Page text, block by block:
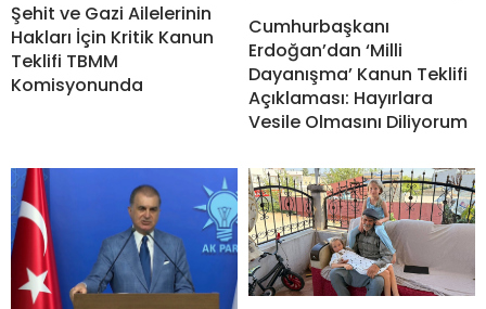
Şehit ve Gazi Ailelerinin
Hakları İçin Kritik Kanun
Teklifi TBMM
Komisyonunda
Cumhurbaşkanı
Erdoğan’dan ‘Milli
Dayanışma’ Kanun Teklifi
Açıklaması: Hayırlara
Vesile Olmasını Diliyorum